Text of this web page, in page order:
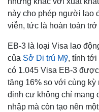
này cho phép người lao
viễn, tức là hoàn toàn
EB-3 là loại Visa lao
của Sở Di trú Mỹ, tính tới
có 1.045 Visa EB-3
tăng 16% so với cùng kỳ
định cư không chỉ mang
nhập mà còn tạo nên